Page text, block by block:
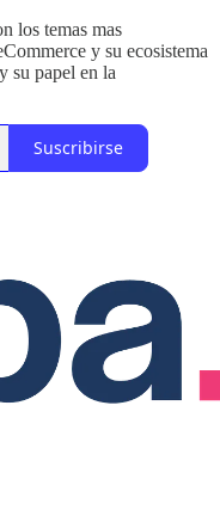
los temas mas
y su ecosistema
su papel en la
Suscribirse